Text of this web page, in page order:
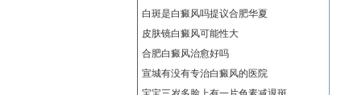
白斑是白癜风吗提议合肥华夏
皮肤镜白癜风可能性大
合肥白癜风治愈好吗
宣城有没有专治白癜风的医院